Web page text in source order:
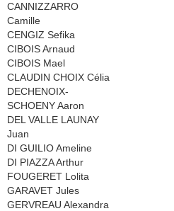
CANNIZZARRO
Camille
CENGIZ Sefika
CIBOIS Arnaud
CIBOIS Mael
CLAUDIN CHOIX Célia
DECHENOIX-
SCHOENY Aaron
DEL VALLE LAUNAY
Juan
DI GUILIO Ameline
DI PIAZZA Arthur
FOUGERET Lolita
GARAVET Jules
GERVREAU Alexandra